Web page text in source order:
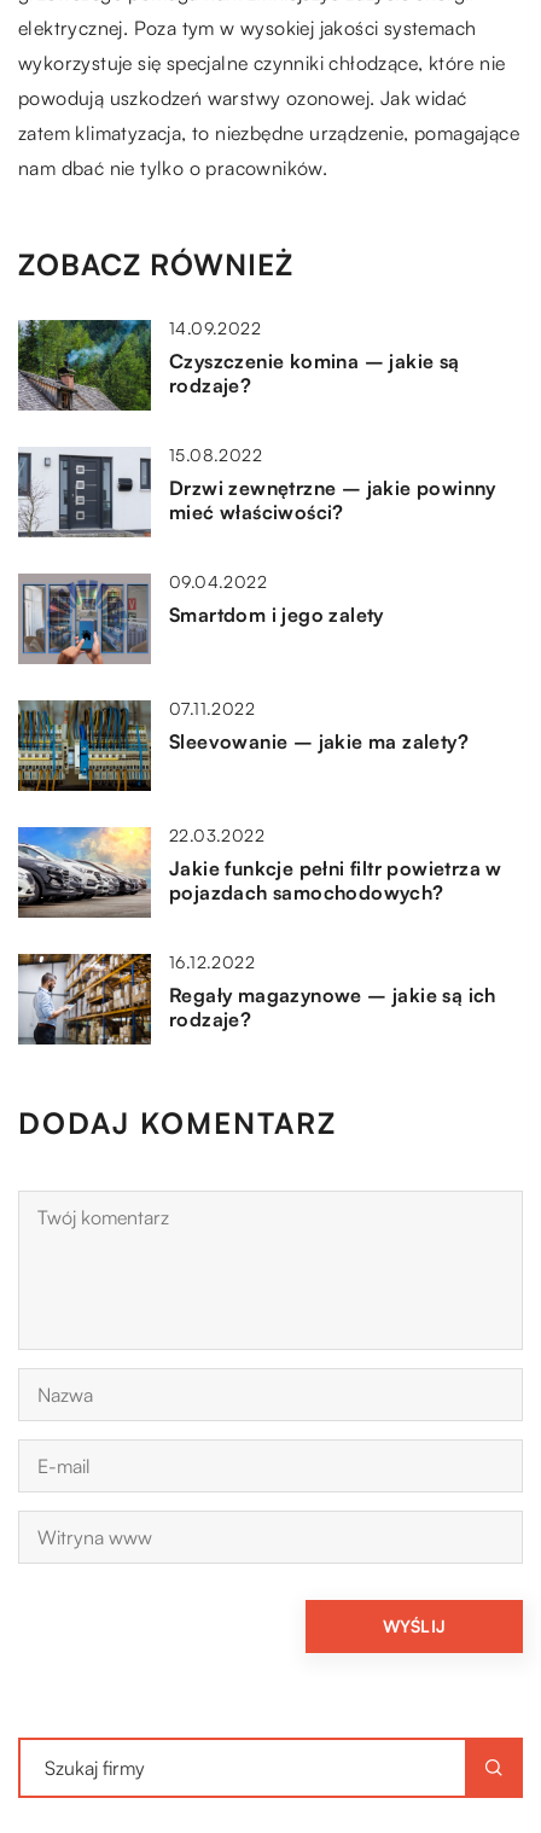
elektrycznej. Poza tym w wysokiej jakości systemach
wykorzystuje się specjalne czynniki chłodzące, które nie
powodują uszkodzeń warstwy ozonowej. Jak widać
zatem klimatyzacja, to niezbędne urządzenie, pomagające
nam dbać nie tylko o pracowników.
ZOBACZ RÓWNIEŻ
14.09.2022
Czyszczenie komina – jakie są
rodzaje?
15.08.2022
Drzwi zewnętrzne – jakie powinny
mieć właściwości?
09.04.2022
Smartdom i jego zalety
07.11.2022
Sleevowanie – jakie ma zalety?
22.03.2022
Jakie funkcje pełni filtr powietrza w
pojazdach samochodowych?
16.12.2022
Regały magazynowe – jakie są ich
rodzaje?
DODAJ KOMENTARZ